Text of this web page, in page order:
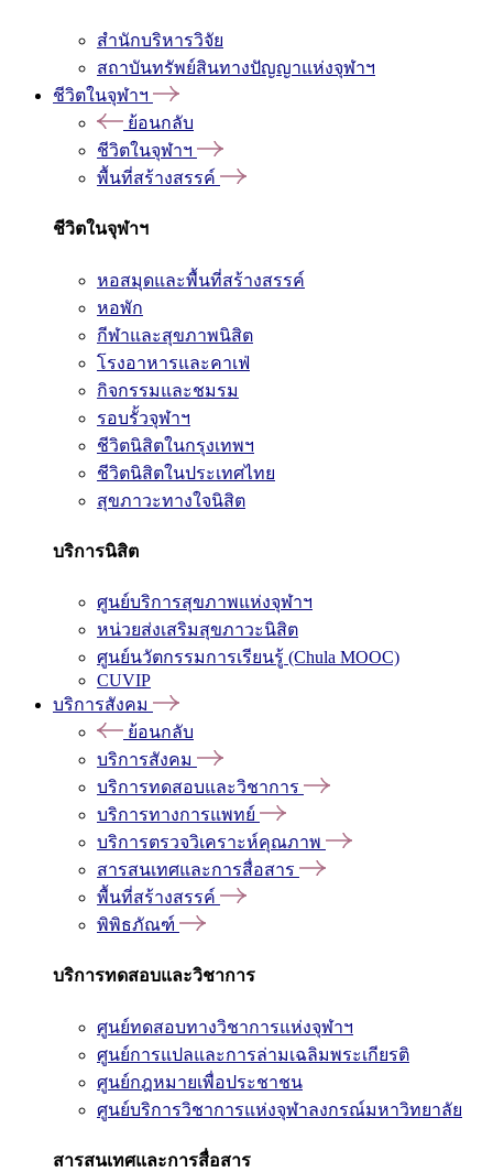
สำนักบริหารวิจัย
สถาบันทรัพย์สินทางปัญญาแห่งจุฬาฯ
ชีวิตในจุฬาฯ
ย้อนกลับ
ชีวิตในจุฬาฯ
พื้นที่สร้างสรรค์
ชีวิตในจุฬาฯ
หอสมุดและพื้นที่สร้างสรรค์
หอพัก
กีฬาและสุขภาพนิสิต
โรงอาหารและคาเฟ่
กิจกรรมและชมรม
รอบรั้วจุฬาฯ
ชีวิตนิสิตในกรุงเทพฯ
ชีวิตนิสิตในประเทศไทย
สุขภาวะทางใจนิสิต
บริการนิสิต
ศูนย์บริการสุขภาพแห่งจุฬาฯ
หน่วยส่งเสริมสุขภาวะนิสิต
ศูนย์นวัตกรรมการเรียนรู้ (Chula MOOC)
CUVIP
บริการสังคม
ย้อนกลับ
บริการสังคม
บริการทดสอบและวิชาการ
บริการทางการแพทย์
บริการตรวจวิเคราะห์คุณภาพ
สารสนเทศและการสื่อสาร
พื้นที่สร้างสรรค์
พิพิธภัณฑ์
บริการทดสอบและวิชาการ
ศูนย์ทดสอบทางวิชาการแห่งจุฬาฯ
ศูนย์การแปลและการล่ามเฉลิมพระเกียรติ
ศูนย์กฎหมายเพื่อประชาชน
ศูนย์บริการวิชาการแห่งจุฬาลงกรณ์มหาวิทยาลัย
สารสนเทศและการสื่อสาร